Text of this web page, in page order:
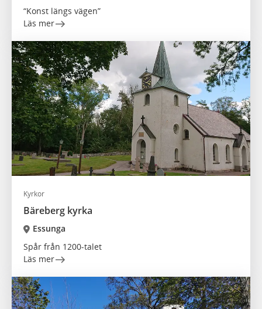
“Konst längs vägen”
Läs mer
Kyrkor
Bäreberg kyrka
Essunga
Spår från 1200-talet
Läs mer